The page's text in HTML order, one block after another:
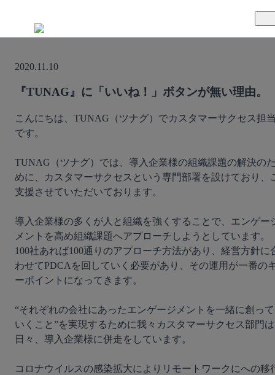
TUNAGの特徴
サポート体制
導入事例
運営会社
お役立ち資料
資料ダウンロード
無料デモを見る
2020.11.10
『TUNAG』に「いいね！」ボタンが無い理由。
こんにちは、TUNAG（ツナグ）でカスタマーサクセス担
です。
TUNAG（ツナグ）では、導入企業様の組織課題の解決の
めに、カスタマーサクセスという専門部署を設けており、
支援させていただいております。
導入企業様の多くが人と組織を強くすることで、エンゲー
メントを高め組織課題へアプローチしようとしています。
100社あれば100通りのアプローチ方法があり、経営方針に
わせてPDCAを回していく必要があり、その運用が一番の
ーポイントになってきます。
“それぞれの会社にあったエンゲージメントを一緒に創って
いくこと”を実現するために我々カスタマーサクセス部門は
日々、導入企業様に併走をしています。
コロナウイルスの感染拡大によりリモートワークにへの移